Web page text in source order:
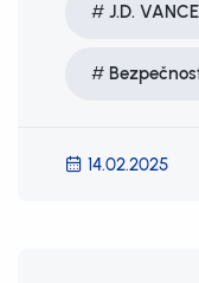
J.D.
14.02.2025